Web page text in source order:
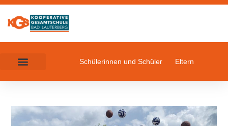
Schülerinnen und Schüler Eltern